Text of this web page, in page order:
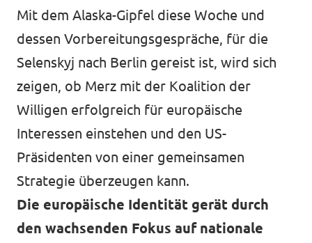
Mit dem Alaska-Gipfel diese Woche und
dessen Vorbereitungsgespräche, für die
Selenskyj nach Berlin gereist ist, wird sich
zeigen, ob Merz mit der Koalition der
Willigen erfolgreich für europäische
Interessen einstehen und den US-
Präsidenten von einer gemeinsamen
Strategie überzeugen kann.
Die europäische Identität gerät durch
den wachsenden Fokus auf nationale